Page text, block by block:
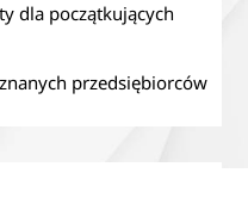
dla początkujących
przedsiębiorców